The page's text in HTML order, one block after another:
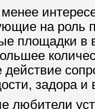
на роль
площадки в
действие
задора и
любители